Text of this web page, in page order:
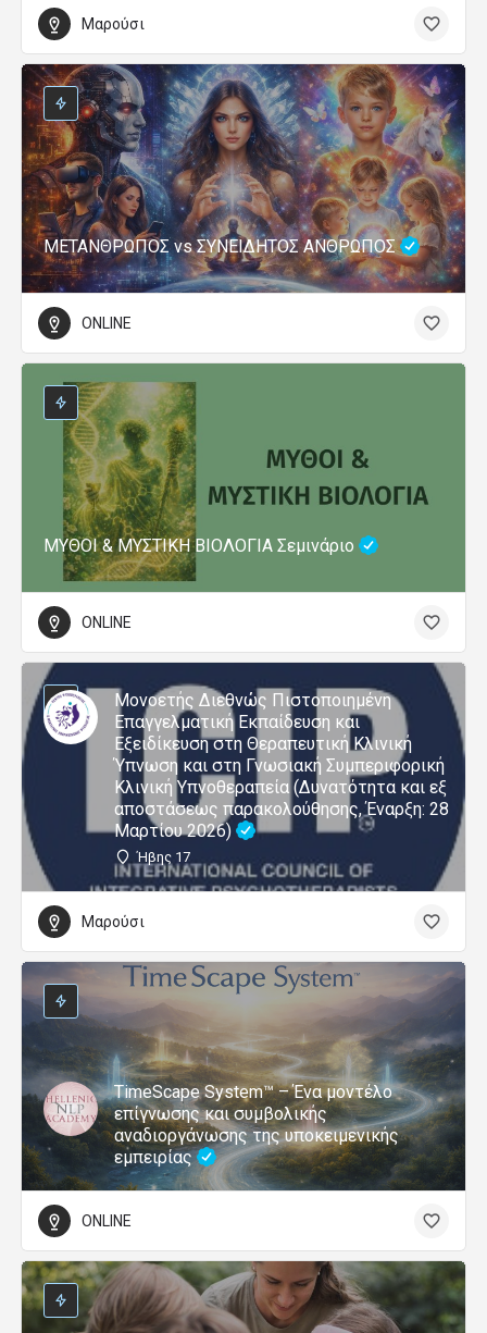
Μαρούσι
ΜΕΤΑΝΘΡΩΠΟΣ vs ΣΥΝΕΙΔΗΤΟΣ ΑΝΘΡΩΠΟΣ
ONLINE
ΜΥΘΟΙ & ΜΥΣΤΙΚΗ ΒΙΟΛΟΓΙΑ Σεμινάριο
ONLINE
Μονοετής Διεθνώς Πιστοποιημένη
Επαγγελματική Εκπαίδευση και
Εξειδίκευση στη Θεραπευτική Κλινική
Ύπνωση και στη Γνωσιακή Συμπεριφορική
Κλινική Υπνοθεραπεία (Δυνατότητα και εξ
αποστάσεως παρακολούθησης, Έναρξη: 28
Μαρτίου 2026)
Ήβης 17
Μαρούσι
TimeScape System™ – Ένα μοντέλο
επίγνωσης και συμβολικής
αναδιοργάνωσης της υποκειμενικής
εμπειρίας
ONLINE